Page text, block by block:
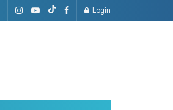
Login